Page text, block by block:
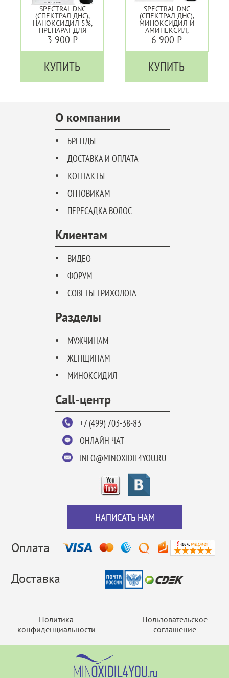
SPECTRAL DNC
(СПЕКТРАЛ ДНС),
НАНОКСИДИЛ 5%,
ПРЕПАРАТ ДЛЯ
БОРЬБЫ С
ОБЛЫСЕНИЕМ
3 900 ₽
КУПИТЬ
SPECTRAL DNC
(СПЕКТРАЛ ДНС),
МИНОКСИДИЛ И
АМИНЕКСИЛ,
ПРЕПАРАТ ДЛЯ
БОРЬБЫ С
ОБЛЫСЕНИЕМ
6 900 ₽
КУПИТЬ
О компании
БРЕНДЫ
ДОСТАВКА И ОПЛАТА
КОНТАКТЫ
ОПТОВИКАМ
ПЕРЕСАДКА ВОЛОС
Клиентам
ВИДЕО
ФОРУМ
СОВЕТЫ ТРИХОЛОГА
Разделы
МУЖЧИНАМ
ЖЕНЩИНАМ
МИНОКСИДИЛ
Call-центр
+7 (499) 703-38-83
ОНЛАЙН ЧАТ
INFO@MINOXIDIL4YOU.RU
НАПИСАТЬ НАМ
Оплата
Доставка
Политика
конфиденциальности
Пользовательское
соглашение